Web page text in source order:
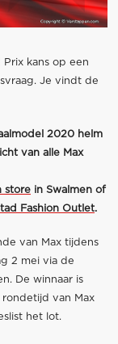
Prix kans op een
Je vindt de
2020 helm
van alle Max
storein Swalmen of
Fashion Outlet.
van Max tijdens
2 mei via de
De winnaar is
van Max
het lot.